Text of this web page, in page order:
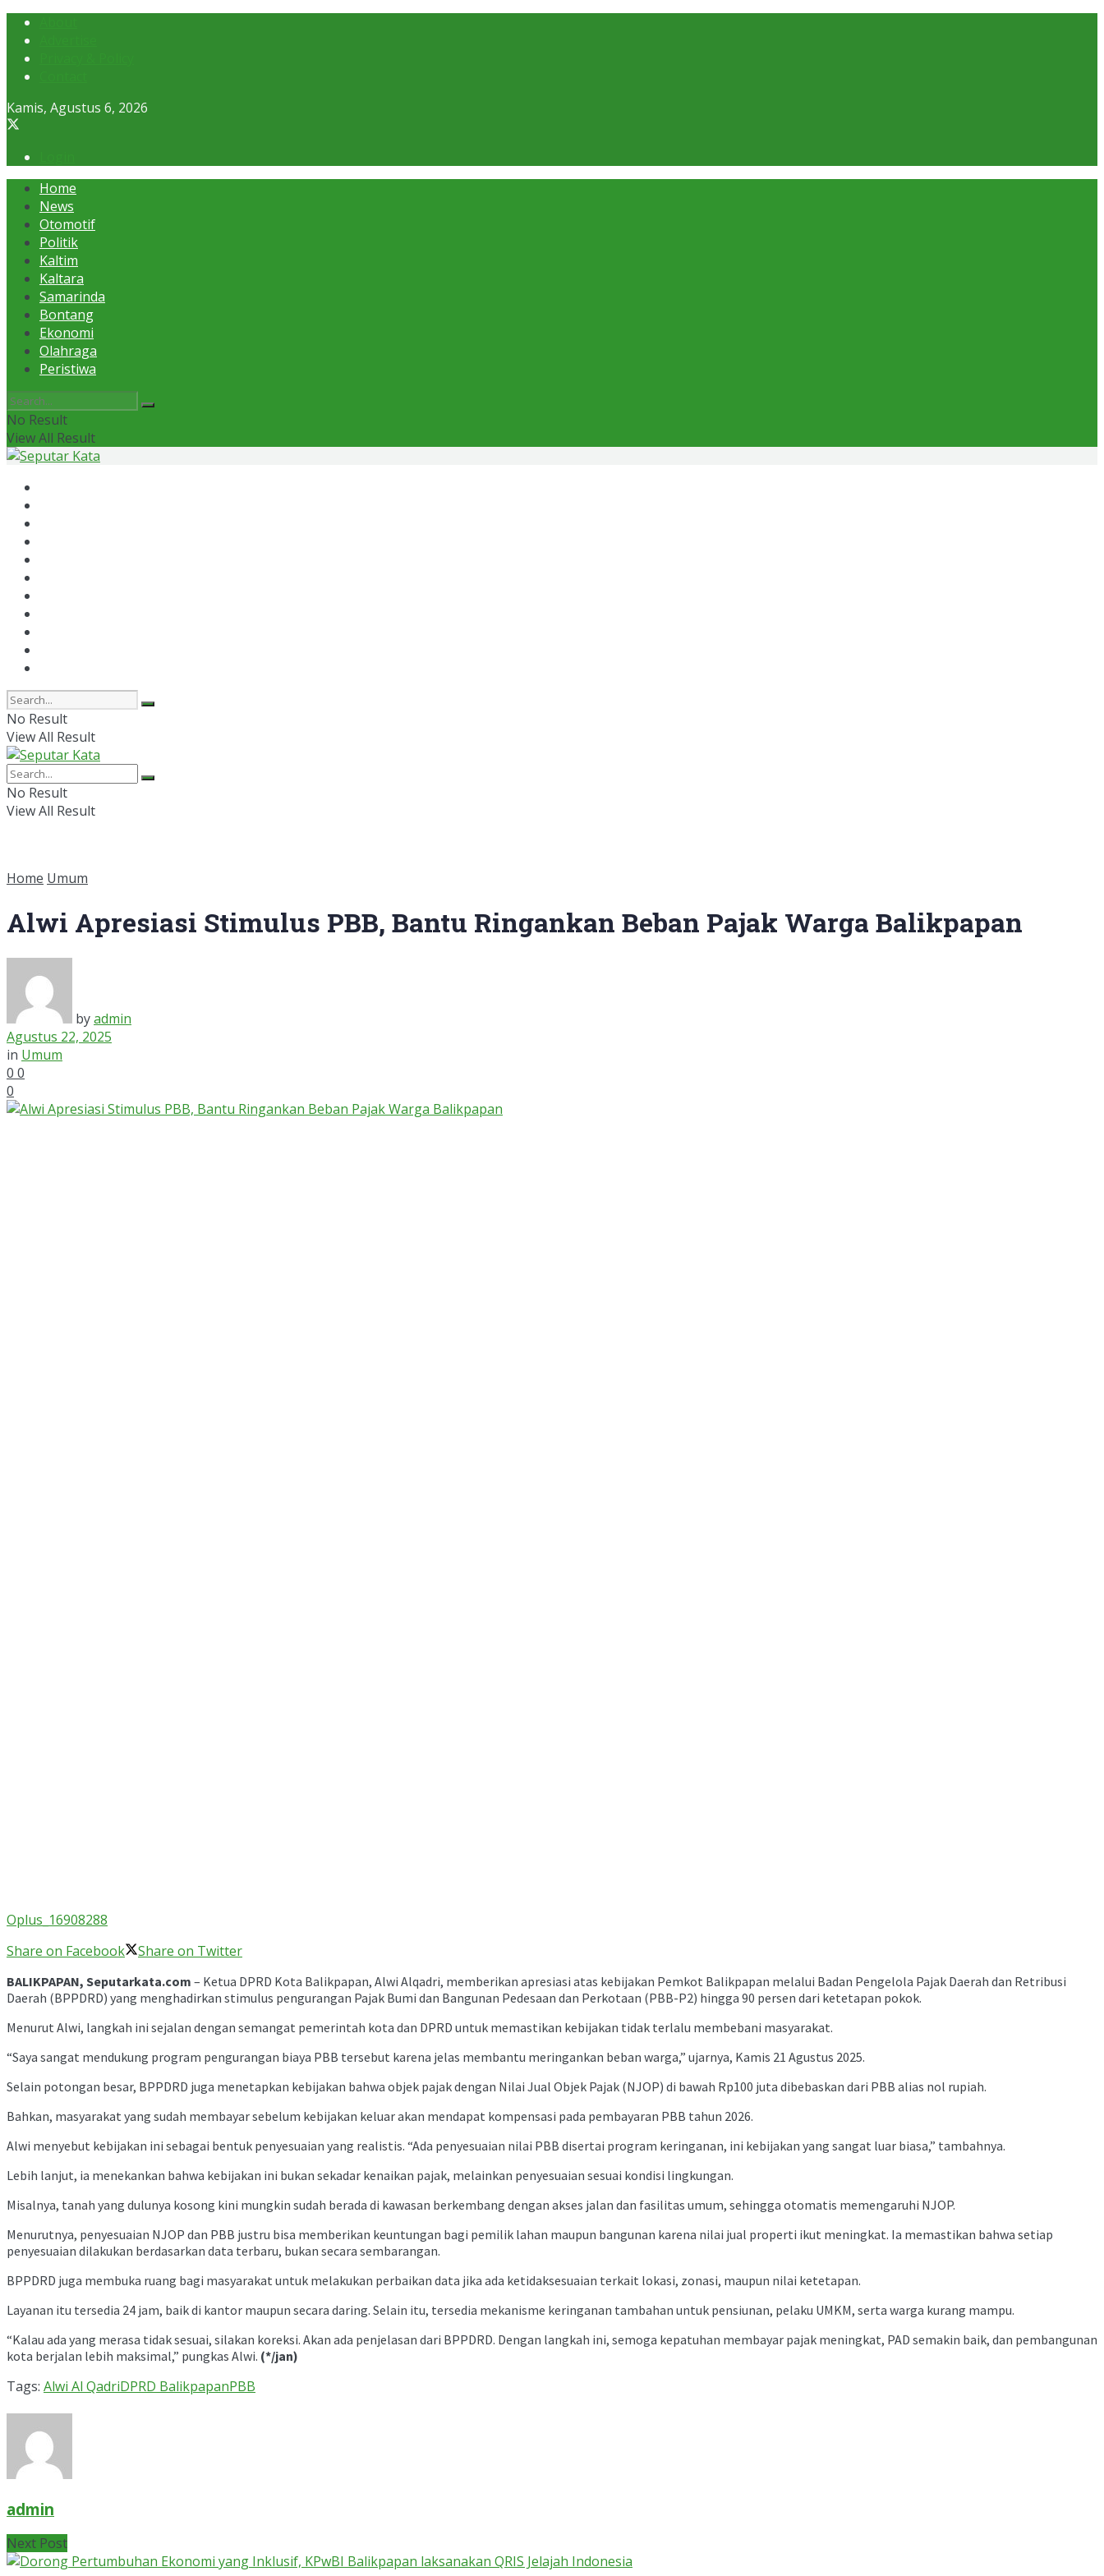
Kamis, Agustus 6, 2026
Home
News
Otomotif
Politik
Kaltim
Kaltara
Samarinda
Bontang
Ekonomi
Olahraga
Peristiwa
No Result
View All Result
No Result
View All Result
No Result
View All Result
Home Umum
Alwi Apresiasi Stimulus PBB, Bantu Ringankan Beban Pajak Warga Balikpapan
byadmin
Agustus 22, 2025
in Umum
0 0
0
Oplus_16908288
Share on Facebook
Share on Twitter
BALIKPAPAN, Seputarkata.com – Ketua DPRD Kota Balikpapan, Alwi Alqadri, memberikan apresiasi atas kebijakan Pemkot Balikpapan melalui Badan Pengelola Pajak Daerah dan Retribusi
Daerah (BPPDRD) yang menghadirkan stimulus pengurangan Pajak Bumi dan Bangunan Pedesaan dan Perkotaan (PBB-P2) hingga 90 persen dari ketetapan pokok.
Menurut Alwi, langkah ini sejalan dengan semangat pemerintah kota dan DPRD untuk memastikan kebijakan tidak terlalu membebani masyarakat.
“Saya sangat mendukung program pengurangan biaya PBB tersebut karena jelas membantu meringankan beban warga,” ujarnya, Kamis 21 Agustus 2025.
Selain potongan besar, BPPDRD juga menetapkan kebijakan bahwa objek pajak dengan Nilai Jual Objek Pajak (NJOP) di bawah Rp100 juta dibebaskan dari PBB alias nol rupiah.
Bahkan, masyarakat yang sudah membayar sebelum kebijakan keluar akan mendapat kompensasi pada pembayaran PBB tahun 2026.
Alwi menyebut kebijakan ini sebagai bentuk penyesuaian yang realistis. “Ada penyesuaian nilai PBB disertai program keringanan, ini kebijakan yang sangat luar biasa,” tambahnya.
Lebih lanjut, ia menekankan bahwa kebijakan ini bukan sekadar kenaikan pajak, melainkan penyesuaian sesuai kondisi lingkungan.
Misalnya, tanah yang dulunya kosong kini mungkin sudah berada di kawasan berkembang dengan akses jalan dan fasilitas umum, sehingga otomatis memengaruhi NJOP.
Menurutnya, penyesuaian NJOP dan PBB justru bisa memberikan keuntungan bagi pemilik lahan maupun bangunan karena nilai jual properti ikut meningkat. Ia memastikan bahwa setiap
penyesuaian dilakukan berdasarkan data terbaru, bukan secara sembarangan.
BPPDRD juga membuka ruang bagi masyarakat untuk melakukan perbaikan data jika ada ketidaksesuaian terkait lokasi, zonasi, maupun nilai ketetapan.
Layanan itu tersedia 24 jam, baik di kantor maupun secara daring. Selain itu, tersedia mekanisme keringanan tambahan untuk pensiunan, pelaku UMKM, serta warga kurang mampu.
“Kalau ada yang merasa tidak sesuai, silakan koreksi. Akan ada penjelasan dari BPPDRD. Dengan langkah ini, semoga kepatuhan membayar pajak meningkat, PAD semakin baik, dan pembangunan
kota berjalan lebih maksimal,” pungkas Alwi. (*/jan)
Tags: Alwi Al QadriDPRD BalikpapanPBB
admin
Next Post